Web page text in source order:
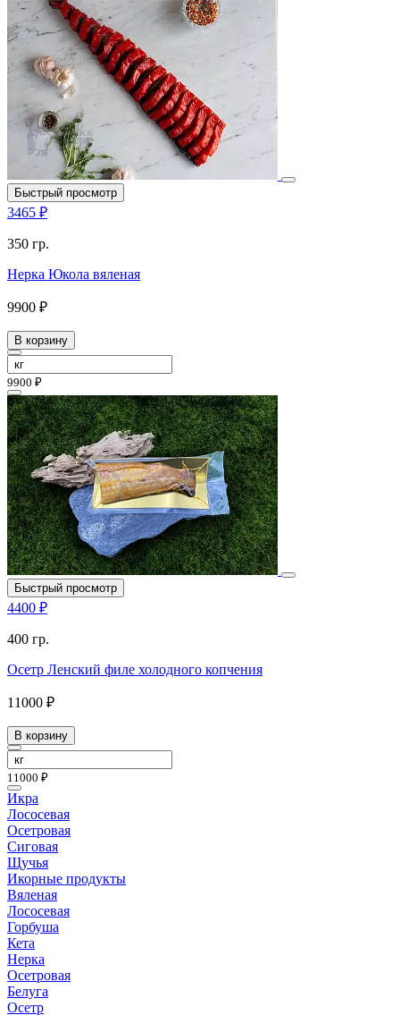
Быстрый просмотр
3465 ₽
350 гр.
Нерка Юкола вяленая
9900 ₽
В корзину
9900 ₽
Быстрый просмотр
4400 ₽
400 гр.
Осетр Ленский филе холодного копчения
11000 ₽
В корзину
11000 ₽
Икра
Лососевая
Осетровая
Сиговая
Щучья
Икорные продукты
Вяленая
Лососевая
Горбуша
Кета
Нерка
Осетровая
Белуга
Осетр